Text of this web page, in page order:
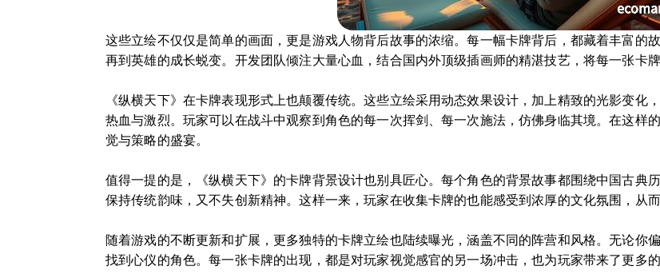
这些立绘不仅仅是简单的画面，更是游戏人物背后故事的浓缩。每一幅卡牌背后，都藏着丰富
再到英雄的成长蜕变。开发团队倾注大量心血，结合国内外顶级插画师的精湛技艺，将每一张卡
《纵横天下》在卡牌表现形式上也颠覆传统。这些立绘采用动态效果设计，加上精致的光影变化
热血与激烈。玩家可以在战斗中观察到角色的每一次挥剑、每一次施法，仿佛身临其境。在这样
觉与策略的盛宴。
值得一提的是，《纵横天下》的卡牌背景设计也别具匠心。每个角色的背景故事都围绕中国古典
保持传统韵味，又不失创新精神。这样一来，玩家在收集卡牌的也能感受到浓厚的文化氛围，从
随着游戏的不断更新和扩展，更多独特的卡牌立绘也陆续曝光，涵盖不同的阵营和风格。无论你
找到心仪的角色。每一张卡牌的出现，都是对玩家视觉感官的另一场冲击，也为玩家带来了更多的